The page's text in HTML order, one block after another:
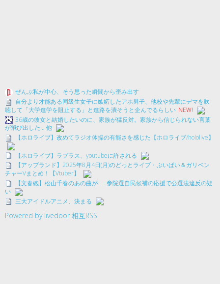
ぜんぶ私が中心、そう思った瞬間から歪み出す
自分より才能ある同級生女子に嫉妬したアホ男子、他校や先輩にデマを吹
聴して「大学進学を阻止する」と進路を潰そうと企んでるらしい NEW!
36歳の彼女と結婚したいのに、家族が猛反対。家族から信じられない言葉
が飛び出した… 他
【ホロライブ】改めてラジオ体操の有能さを感じた【ホロライブ/hololive】
【ホロライブ】ラプラス、youtubeに許される
【アップランド】2025年8月4日(月)のどっとライブ・ぶいぱい＆ガリベン
チャーVまとめ！【Vtuber】
【文春砲】松山千春のあの曲が……参院選自民候補の応援で公選法違反の疑
い
三大アイドルアニメ、決まる
Powered by livedoor 相互RSS